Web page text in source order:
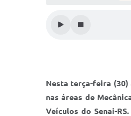
Nesta terça-feira (30)
nas áreas de
Veículos do Senai-